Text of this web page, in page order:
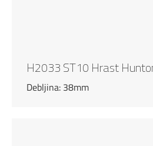
H2033 ST10 Hrast
Debljina: 38mm